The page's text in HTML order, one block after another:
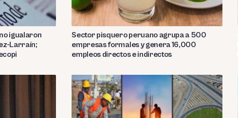
igualaron
Larraín;
Sector pisquero peruano agrupa a 500
empresas formales y genera 16,000
empleos directos e indirectos